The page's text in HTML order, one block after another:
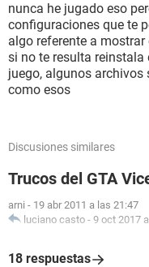
nunca he jugado eso
configuraciones que te
algo referente a mostrar
si no te resulta reinstala
juego, algunos archivos
como esos
Discusiones similares
Trucos del GTA
arni - 19 abr 2011 a las 21:47
luciano casto - 9 oct 2017
18 respuestas